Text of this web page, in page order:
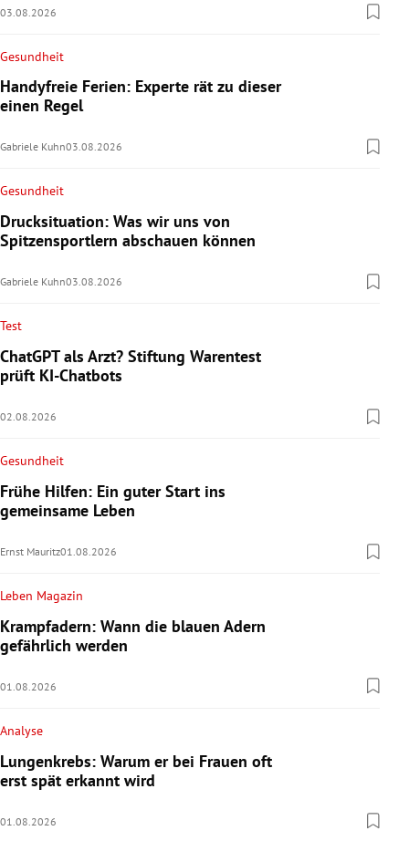
03.08.2026
Gesundheit
Handyfreie Ferien: Experte rät zu dieser
einen Regel
Gabriele Kuhn03.08.2026
Gesundheit
Drucksituation: Was wir uns von
Spitzensportlern abschauen können
Gabriele Kuhn03.08.2026
Test
ChatGPT als Arzt? Stiftung Warentest
prüft KI-Chatbots
02.08.2026
Gesundheit
Frühe Hilfen: Ein guter Start ins
gemeinsame Leben
Ernst Mauritz01.08.2026
Leben Magazin
Krampfadern: Wann die blauen Adern
gefährlich werden
01.08.2026
Analyse
Lungenkrebs: Warum er bei Frauen oft
erst spät erkannt wird
01.08.2026